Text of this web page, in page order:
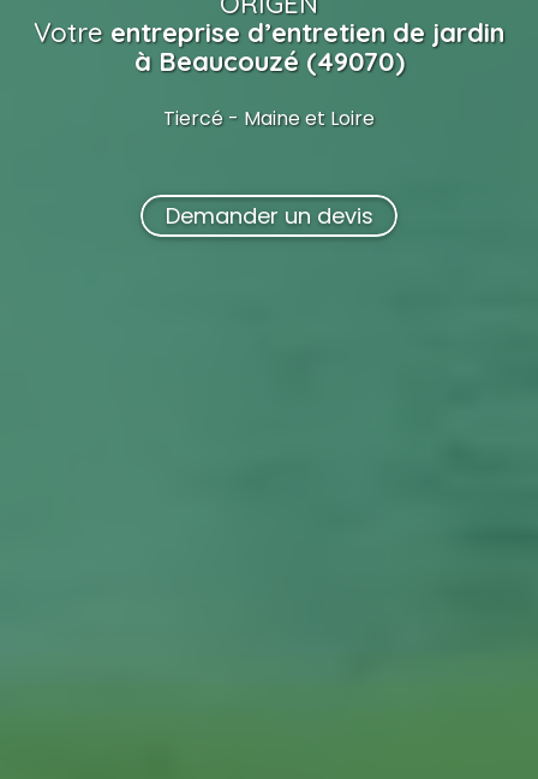
Votre entreprise d’entretien de jardin
à Beaucouzé (49070)
Tiercé - Maine et Loire
Demander un devis